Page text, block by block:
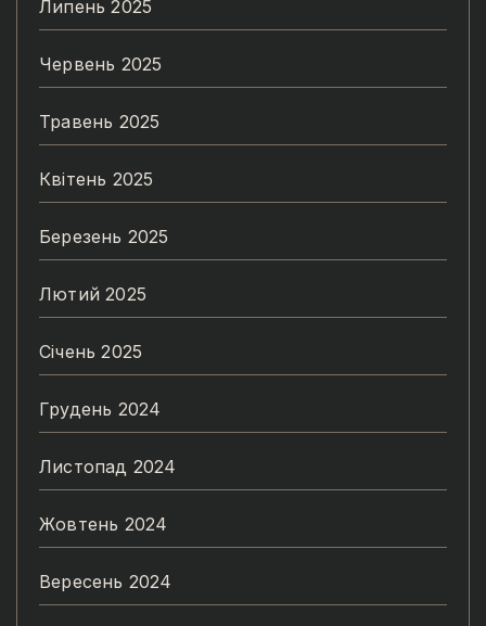
Липень 2025
Червень 2025
Травень 2025
Квітень 2025
Березень 2025
Лютий 2025
Січень 2025
Грудень 2024
Листопад 2024
Жовтень 2024
Вересень 2024